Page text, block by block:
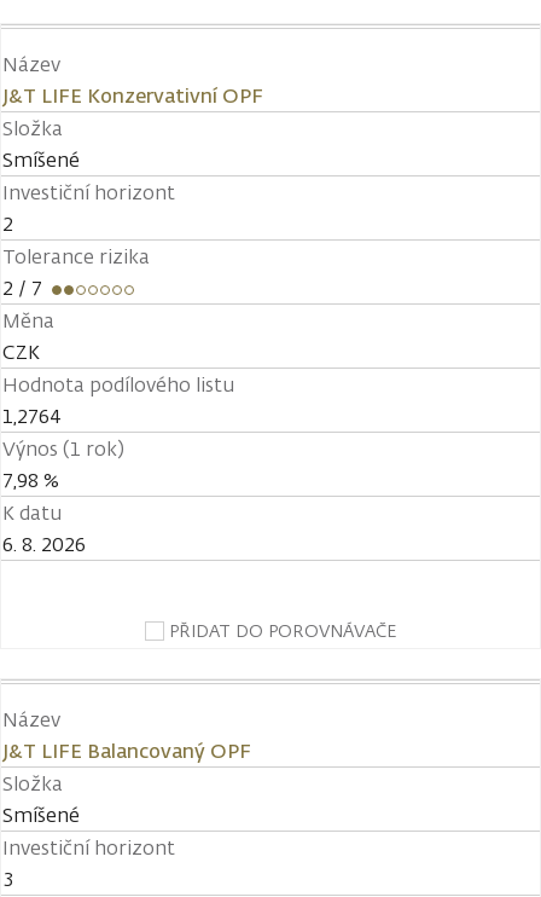
Název
J&T LIFE Konzervativní OPF
Složka
Smíšené
Investiční horizont
2
Tolerance rizika
2 / 7
Měna
CZK
Hodnota podílového listu
1,2764
Výnos (1 rok)
7,98 %
K datu
6. 8. 2026
PŘIDAT DO POROVNÁVAČE
Název
J&T LIFE Balancovaný OPF
Složka
Smíšené
Investiční horizont
3